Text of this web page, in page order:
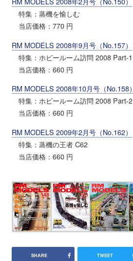
特集：蒸機を愉しむ
当店価格：770 円
RM MODELS 2008年9月号（No.157）
特集：ホビールーム訪問 2008 Part-1
当店価格：660 円
RM MODELS 2008年10月号（No.158）
特集：ホビールーム訪問 2008 Part-2
当店価格：660 円
RM MODELS 2009年2月号（No.162）
特集：蒸機の王者 C62
当店価格：660 円
SHARE TWEET